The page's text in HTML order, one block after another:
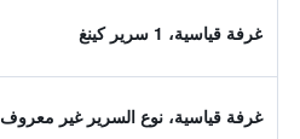
غرفة قياسية، 1 سرير كينغ
غرفة قياسية، نوع السرير غير معروف